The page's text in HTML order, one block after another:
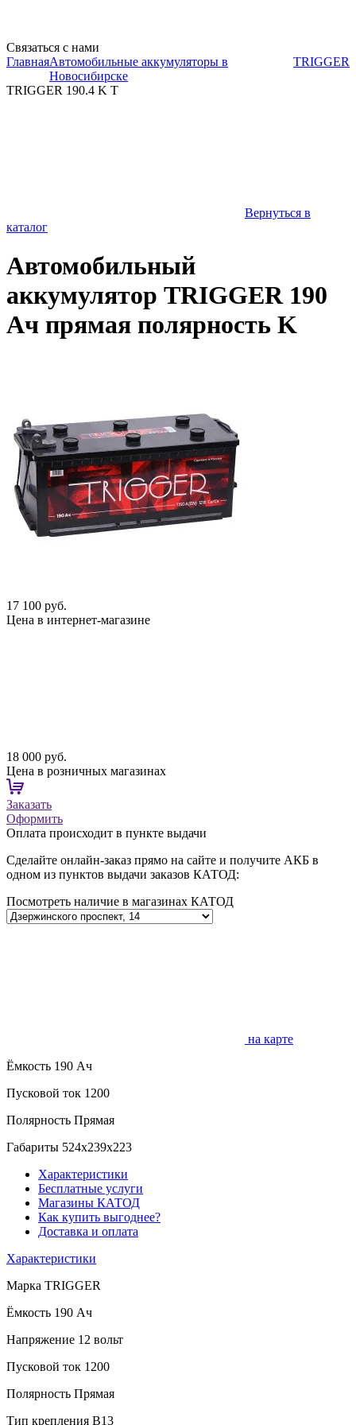
Связаться с нами
ГлавнаяАвтомобильные аккумуляторы в
Новосибирске
TRIGGER
TRIGGER 190.4 K T
Вернуться в
каталог
Автомобильный
аккумулятор TRIGGER 190
Ач прямая полярность K
17 100 руб.
Цена в интернет-магазине
18 000 руб.
Цена в розничных магазинах
Заказать
Оформить
Оплата происходит в пункте выдачи
Сделайте онлайн-заказ прямо на сайте и получите АКБ в
одном из пунктов выдачи заказов КАТОД:
Посмотреть наличие в магазинах КАТОД
на карте
Ёмкость 190 Ач
Пусковой ток 1200
Полярность Прямая
Габариты 524x239x223
Характеристики
Бесплатные услуги
Магазины КАТОД
Как купить выгоднее?
Доставка и оплата
Характеристики
Марка TRIGGER
Ёмкость 190 Ач
Напряжение 12 вольт
Пусковой ток 1200
Полярность Прямая
Тип крепления B13